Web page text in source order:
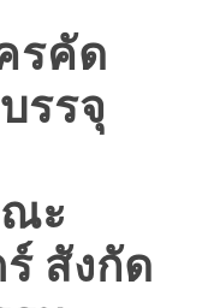
รคัด
รรจุ
ะ
สังกัด